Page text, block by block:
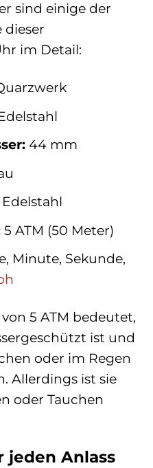
sind einige der
im Detail:
44 mm
5 ATM (50 Meter)
Minute, Sekunde,
5 ATM bedeutet,
ist und
oder im Regen
Allerdings ist sie
oder Tauchen
jeden Anlass